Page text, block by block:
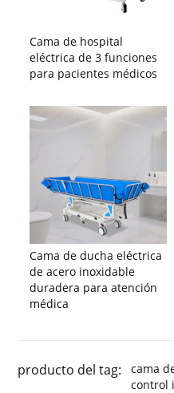
Cama de hospital
eléctrica de 3 funciones
para pacientes médicos
Cama de ducha eléctrica
de acero inoxidable
duradera para atención
médica
producto del tag:
cama
control